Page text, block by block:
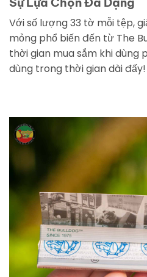
Với số lượng 33 tờ mỗi tệp,
mỏng phổ biến đến từ The
thời gian mua sắm khi dùng
dùng trong thời gian dài đấy!